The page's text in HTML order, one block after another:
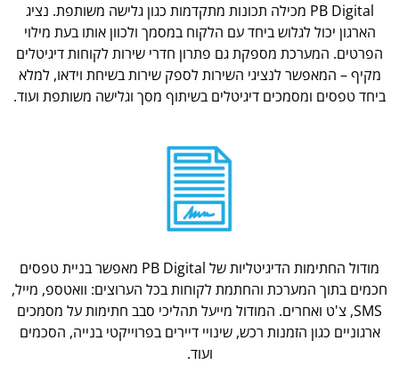
PB Digital מכילה תכונות מתקדמות כגון גלישה משותפת. נציג
הארגון יכול לגלוש ביחד עם הלקוח במסמך ולכוון אותו בעת מילוי
הפרטים. המערכת מספקת גם פתרון חדרי שירות לקוחות דיגיטלים
מקיף – המאפשר לנציגי השירות לספק שירות בשיחת וידאו, למלא
ביחד טפסים ומסמכים דיגיטלים בשיתוף מסך וגלישה משותפת ועוד.
מודול החתימות הדיגיטליות של PB Digital מאפשר בניית טפסים
חכמים בתוך המערכת והחתמת לקוחות בכל הערוצים: וואטספ, מייל,
SMS, צ'ט ואחרים. המודול מייעל תהליכי סבב חתימות על מסמכים
ארגוניים כגון הזמנות רכש, שינויי דיירים בפרוייקטי בנייה, הסכמים
ועוד.